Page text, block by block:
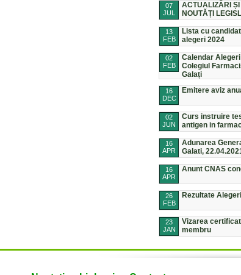
07
JUL
ACTUALIZĂRI ȘI
NOUTĂȚI
13
FEB
Lista cu
alegeri 2024
02
FEB
Calendar
Colegiul
Galați
16
DEC
Emitere aviz
02
JUN
Curs instruire
antigen in
16
APR
Adunarea
Galati,
16
APR
Anunt CNAS
26
FEB
Rezultate
23
JAN
Vizarea
membru